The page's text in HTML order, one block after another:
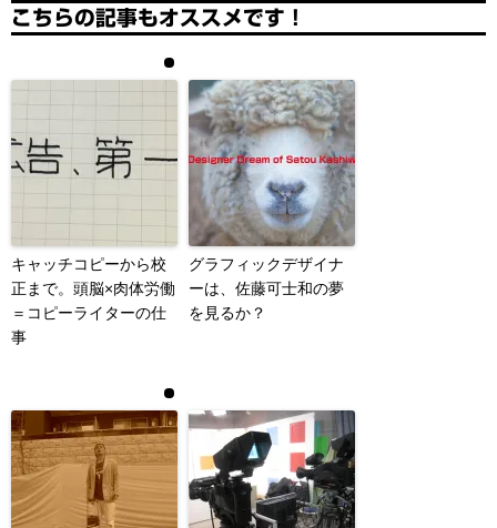
こちらの記事もオススメです！
キャッチコピーから校
正まで。頭脳×肉体労働
＝コピーライターの仕
事
グラフィックデザイナ
ーは、佐藤可士和の夢
を見るか？